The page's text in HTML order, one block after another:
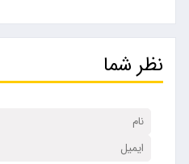
نظر شما